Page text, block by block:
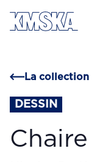
Passer au
La collection
DESSIN
Chaire